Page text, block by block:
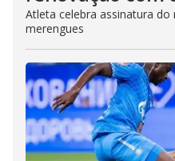
Atleta celebra assinatura
merengues